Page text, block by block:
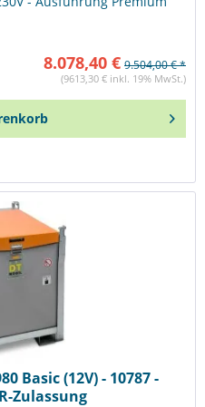
8.078,40 € 9.504,00 € *
(9613,30 € inkl. 19% MwSt.)
Basic (12V) - 10787 -
Zulassung